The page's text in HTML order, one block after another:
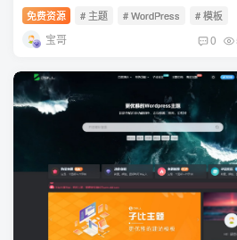
免费资源 # 主题 # WordPress # 模板
宝哥 0